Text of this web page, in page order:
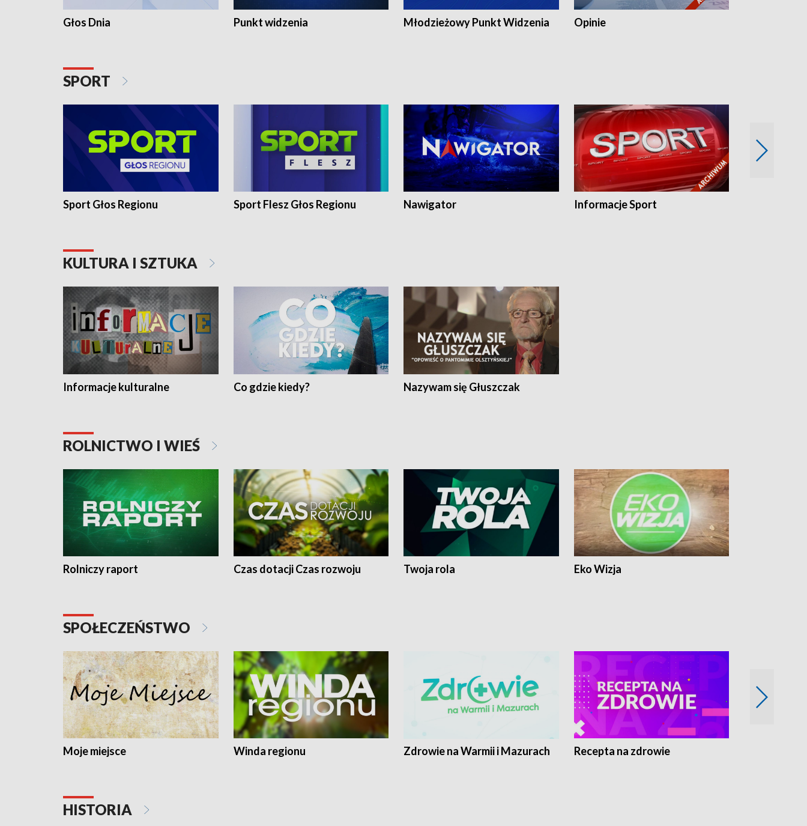
Głos Dnia Punkt widzenia Młodzieżowy Punkt Widzenia Opinie
SPORT
Sport Głos Regionu Sport Flesz Głos Regionu Nawigator Informacje Sport
KULTURA I SZTUKA
Informacje kulturalne Co gdzie kiedy? Nazywam się Głuszczak
ROLNICTWO I WIEŚ
Rolniczy raport Czas dotacji Czas rozwoju Twoja rola Eko Wizja
SPOŁECZEŃSTWO
Moje miejsce Winda regionu Zdrowie na Warmii i Mazurach Recepta na zdrowie
HISTORIA